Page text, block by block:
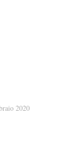
2020